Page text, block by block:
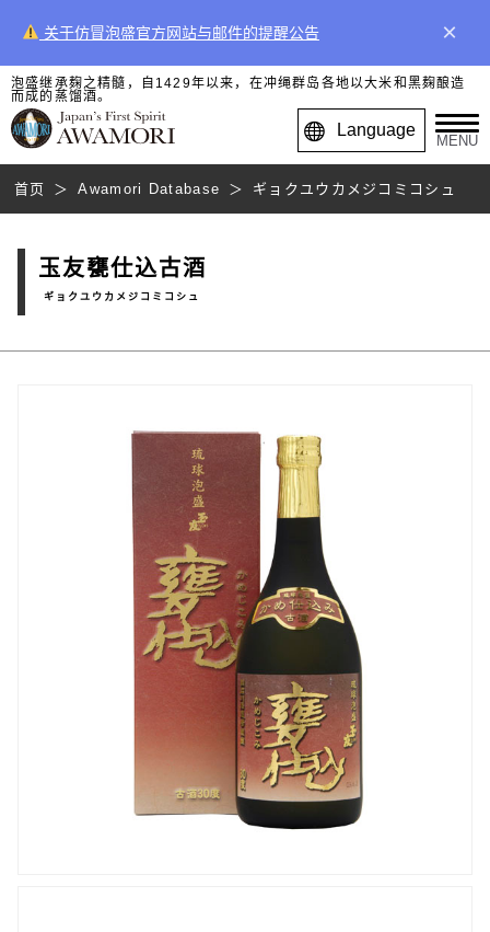
关于仿冒泡盛官方网站与邮件的提醒公告 ×
泡盛继承麹之精髓，自1429年以来，在冲绳群岛各地以大米和黑麹酿造
而成的蒸馏酒。
Language
MENU
首页 Awamori Database ギョクユウカメジコミコシュ
玉友甕仕込古酒
ギョクユウカメジコミコシュ